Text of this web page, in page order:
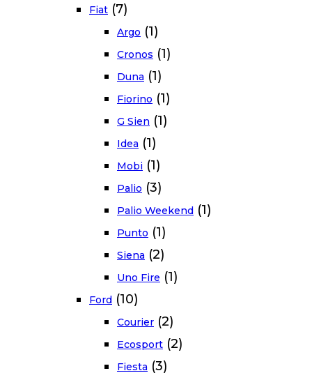
Fiat (7)
Argo (1)
Cronos (1)
Duna (1)
Fiorino (1)
G Sien (1)
Idea (1)
Mobi (1)
Palio (3)
Palio Weekend (1)
Punto (1)
Siena (2)
Uno Fire (1)
Ford (10)
Courier (2)
Ecosport (2)
Fiesta (3)